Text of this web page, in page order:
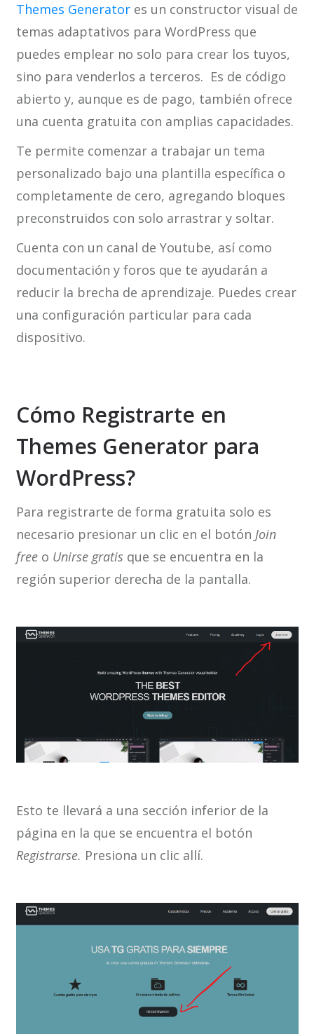
Themes Generatores un constructor visual de
temas adaptativos para WordPress que
puedes emplear no solo para crear los tuyos,
sino para venderlos a terceros. Es de código
abierto y, aunque es de pago, también ofrece
una cuenta gratuita con amplias capacidades.
Te permite comenzar a trabajar un tema
personalizado bajo una plantilla específica o
completamente de cero, agregando bloques
preconstruidos con solo arrastrar y soltar.
Cuenta con un canal de Youtube, así como
documentación y foros que te ayudarán a
reducir la brecha de aprendizaje. Puedes crear
una configuración particular para cada
dispositivo.
Cómo Registrarte en
Themes Generator para
WordPress?
Para registrarte de forma gratuita solo es
necesario presionar un clic en el botón Join
freeo Unirse gratis que se encuentra en la
región superior derecha de la pantalla.
Esto te llevará a una sección inferior de la
página en la que se encuentra el botón
Registrarse. Presiona un clic allí.